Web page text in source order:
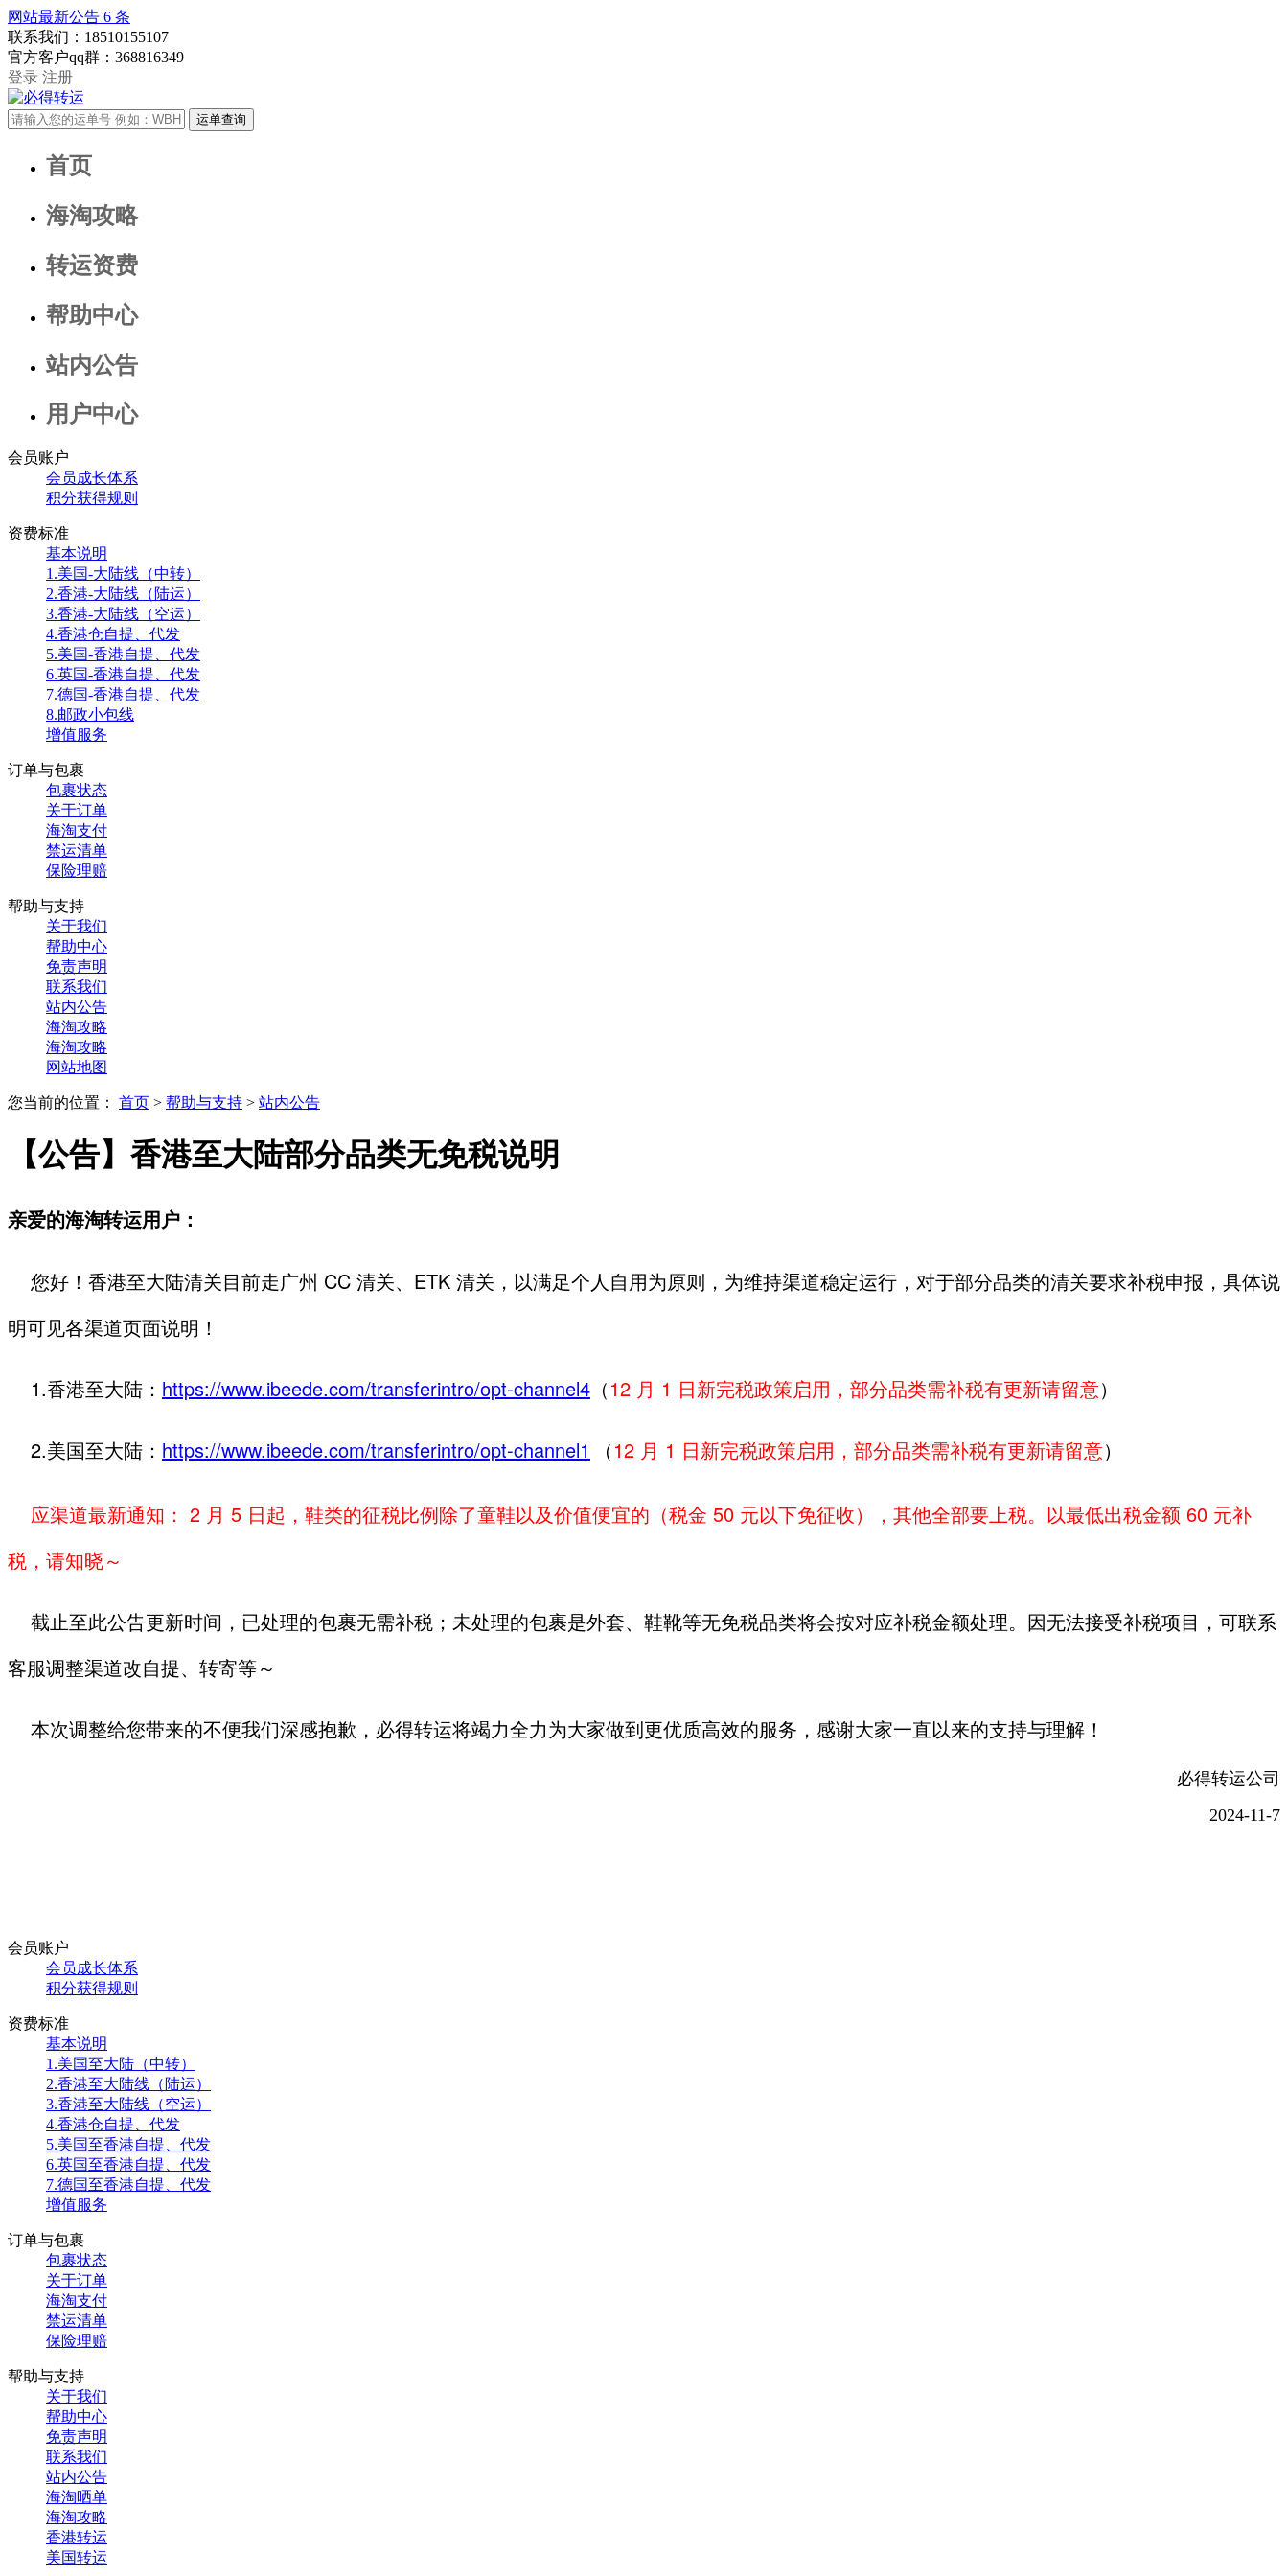
网站最新公告 6 条
联系我们： 18510155107
官方客户qq群： 368816349
登录 注册
首页
海淘攻略
转运资费
帮助中心
站内公告
用户中心
会员账户
会员成长体系
积分获得规则
资费标准
基本说明
1.美国-大陆线（中转）
2.香港-大陆线（陆运）
3.香港-大陆线（空运）
4.香港仓自提、代发
5.美国-香港自提、代发
6.英国-香港自提、代发
7.德国-香港自提、代发
8.邮政小包线
增值服务
订单与包裹
包裹状态
关于订单
海淘支付
禁运清单
保险理赔
帮助与支持
关于我们
帮助中心
免责声明
联系我们
站内公告
海淘攻略
海淘攻略
网站地图
您当前的位置： 首页 > 帮助与支持 > 站内公告
【公告】香港至大陆部分品类无免税说明
亲爱的海淘转运用户：
您好！香港至大陆清关目前走广州 CC 清关、ETK 清关，以满足个人自用为原则， 为维持渠道稳定运行，对于部分品类的清关要求补税申报，具体说
明可见各渠道页面说明！
1.香港至大陆： https://www.ibeede.com/transferintro/opt-channel4 （12 月 1 日新完税政策启用，部分品类需补税有更新请留意）
2.美国至大陆： https://www.ibeede.com/transferintro/opt-channel1 （12 月 1 日新完税政策启用，部分品类需补税有更新请留意）
应渠道最新通知： 2 月 5 日起， 鞋类的征税比例除了童鞋以及价值便宜的（税金 50 元以下免征收），其他全部要上税。以最低出税金额 60 元补
税，请知晓～
截止至此公告更新时间，已处理的包裹无需补税；未处理的包裹是外套、鞋靴等无免税品类将会按对应补税金额处理。因无法接受补税项目，可联系
客服调整渠道改自提、转寄等～
本次调整给您带来的不便我们深感抱歉，必得转运将竭力全力为大家做到更优质高效的服务，感谢大家一直以来的支持与理解！
必得转运公司
2024-11-7
会员账户
会员成长体系
积分获得规则
资费标准
基本说明
1.美国至大陆（中转）
2.香港至大陆线（陆运）
3.香港至大陆线（空运）
4.香港仓自提、代发
5.美国至香港自提、代发
6.英国至香港自提、代发
7.德国至香港自提、代发
增值服务
订单与包裹
包裹状态
关于订单
海淘支付
禁运清单
保险理赔
帮助与支持
关于我们
帮助中心
免责声明
联系我们
站内公告
海淘晒单
海淘攻略
香港转运
美国转运